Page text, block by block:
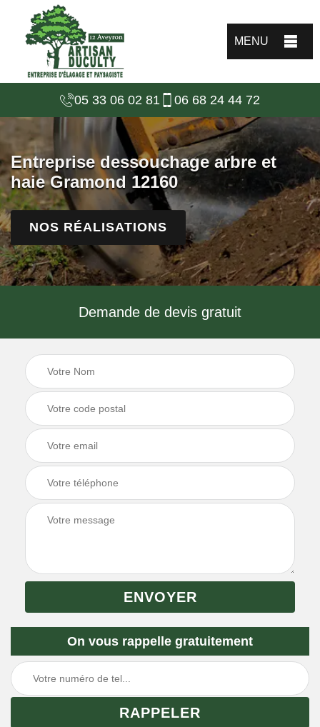
MENU
05 33 06 02 81 06 68 24 44 72
Entreprise dessouchage arbre et
haie Gramond 12160
NOS RÉALISATIONS
Demande de devis gratuit
On vous rappelle gratuitement